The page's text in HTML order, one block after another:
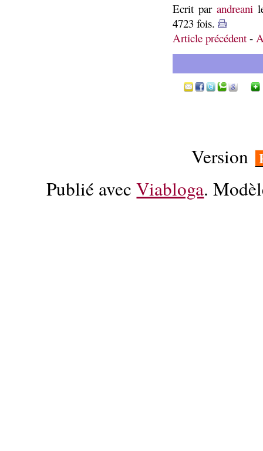
Ecrit parandreani
4723 fois.
Article précédent-
Version
Publié avecViabloga.